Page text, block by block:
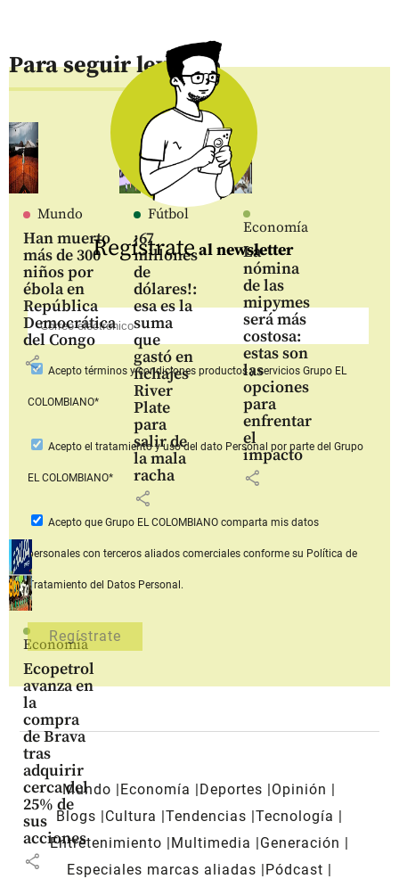
Para seguir leyendo
Mundo
Han muerto
más de 300
niños por
ébola en
República
Democrática
del Congo
share
Fútbol
¡67
millones
de
dólares!:
esa es la
suma
que
gastó en
fichajes
River
Plate
para
salir de
la mala
racha
share
Economía
La
nómina
de las
mipymes
será más
costosa:
estas son
las
opciones
para
enfrentar
el
impacto
share
Economía
Ecopetrol
avanza en
la
compra
de Brava
tras
adquirir
cerca del
25% de
sus
acciones
share
Regístrateal newsletter
Aceptotérminos y condiciones productos y serviciosGrupo EL
COLOMBIANO*
Acepto el tratamiento y uso del dato Personal por parte del Grupo
EL COLOMBIANO*
Acepto que Grupo EL COLOMBIANOcomparta mis datos
personales con terceros aliados comerciales conforme su Política de
Tratamiento del Datos Personal.
Mundo Economía Deportes
Opinión
Blogs
Cultura Tendencias Tecnología
Entretenimiento
Multimedia
Generación
Especiales marcas aliadas
Pódcast